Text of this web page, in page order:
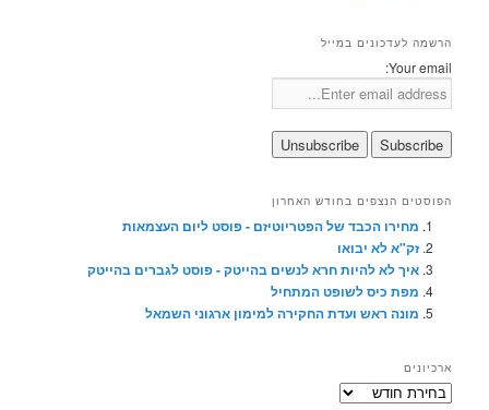
הרשמה לעדכונים במייל
Your email:
הפוסטים הנצפים בחודש האחרון
מחירו הכבד של הפטריוטיזם - פוסט ליום העצמאות
זק"א לא יבואו
איך לא להיות חרא לנשים בהייטק - פוסט לגברים בהייטק
מפת כיס לשופט המתחיל
מונה ראש ועדת החקירה למימון ארגוני השמאל
ארכיונים
ארכיונים